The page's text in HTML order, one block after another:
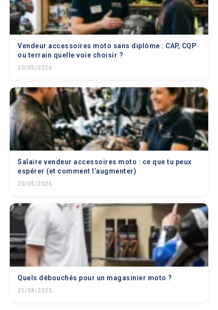
Vendeur accessoires moto sans diplôme : CAP, CQP
ou terrain quelle voie choisir ?
20/05/2026
Salaire vendeur accessoires moto : ce que tu peux
espérer (et comment l’augmenter)
20/05/2026
Quels débouchés pour un magasinier moto ?
21/08/2025